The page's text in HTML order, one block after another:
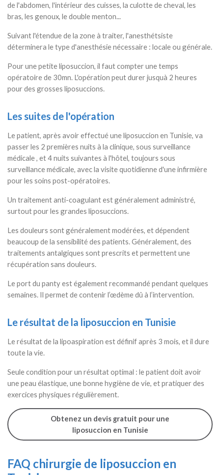
de l'abdomen, l'intérieur des cuisses, la culotte de cheval, les
bras, les genoux, le double menton...
Suivant l'étendue de la zone à traiter, l'anesthétsiste
déterminera le type d'anesthésie nécessaire : locale ou générale.
Pour une petite liposuccion, il faut compter une temps
opératoire de 30mn. L'opération peut durer jusquà 2 heures
pour des grosses liposuccions.
Les suites de l'opération
Le patient, après avoir effectué une liposuccion en Tunisie, va
passer les 2 premières nuits à la clinique, sous surveillance
médicale , et 4 nuits suivantes à l'hôtel, toujours sous
surveillance médicale, avec la visite quotidienne d'une infirmière
pour les soins post-opératoires.
Un traitement anti-coagulant est généralement administré,
surtout pour les grandes liposuccions.
Les douleurs sont généralement modérées, et dépendent
beaucoup de la sensibilité des patients. Généralement, des
traitements antalgiques sont prescrits et permettent une
récupération sans douleurs.
Le port du panty est également recommandé pendant quelques
semaines. Il permet de contenir l’œdème dû à l’intervention.
Le résultat de la liposuccion en Tunisie
Le résultat de la lipoaspiration est définif après 3 mois, et il dure
toute la vie.
Seule condition pour un résultat optimal : le patient doit avoir
une peau élastique, une bonne hygiène de vie, et pratiquer des
exercices physiques régulièrement.
Obtenez un devis gratuit pour une
liposuccion en Tunisie
FAQ chirurgie de liposuccion en